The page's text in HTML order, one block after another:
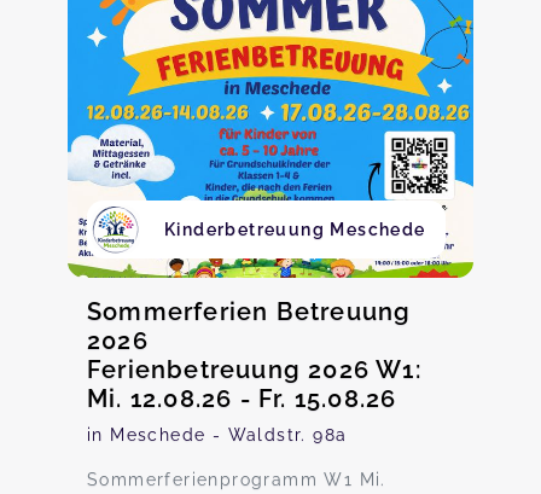
Kinderbetreuung Meschede
Sommerferien Betreuung
2026
Ferienbetreuung 2026 W1:
Mi. 12.08.26 - Fr. 15.08.26
in Meschede - Waldstr. 98a
Sommerferienprogramm W1 Mi.